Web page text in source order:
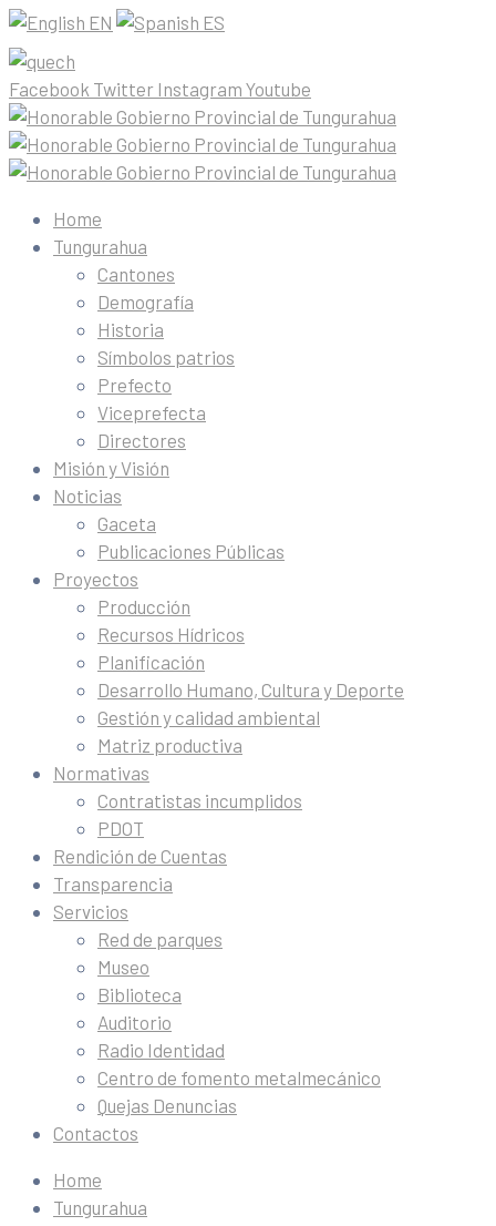
EN ES
Facebook Twitter Instagram Youtube
Home
Tungurahua
Cantones
Demografía
Historia
Símbolos patrios
Prefecto
Viceprefecta
Directores
Misión y Visión
Noticias
Gaceta
Publicaciones Públicas
Proyectos
Producción
Recursos Hídricos
Planificación
Desarrollo Humano, Cultura y Deporte
Gestión y calidad ambiental
Matriz productiva
Normativas
Contratistas incumplidos
PDOT
Rendición de Cuentas
Transparencia
Servicios
Red de parques
Museo
Biblioteca
Auditorio
Radio Identidad
Centro de fomento metalmecánico
Quejas Denuncias
Contactos
Home
Tungurahua